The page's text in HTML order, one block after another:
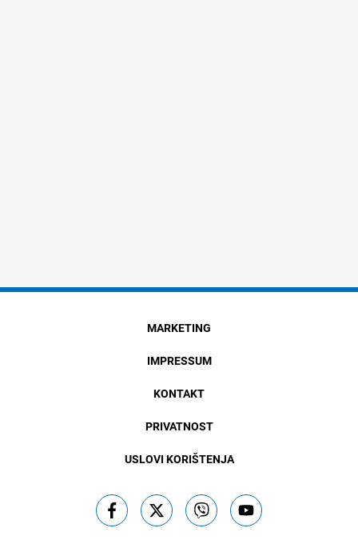
MARKETING
IMPRESSUM
KONTAKT
PRIVATNOST
USLOVI KORIŠTENJA